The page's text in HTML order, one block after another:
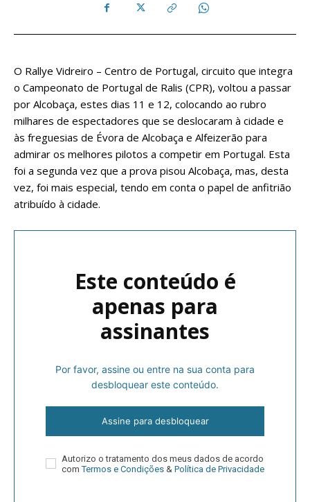
O Rallye Vidreiro – Centro de Portugal, circuito que integra
o Campeonato de Portugal de Ralis (CPR), voltou a passar
por Alcobaça, estes dias 11 e 12, colocando ao rubro
milhares de espectadores que se deslocaram à cidade e
às freguesias de Évora de Alcobaça e Alfeizerão para
admirar os melhores pilotos a competir em Portugal. Esta
foi a segunda vez que a prova pisou Alcobaça, mas, desta
vez, foi mais especial, tendo em conta o papel de anfitrião
atribuído à cidade.
Este conteúdo é
apenas para
assinantes
Por favor, assine ou entre na sua conta para
desbloquear este conteúdo.
Assine para desbloquear
Autorizo o tratamento dos meus dados de acordo
comTermos e Condições & Política de Privacidade